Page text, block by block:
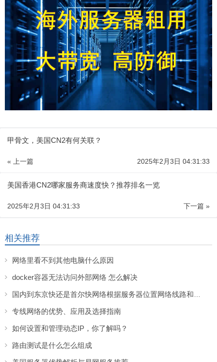
甲骨文，美国CN2有何关联？
« 上一篇 2025年2月3日 04:31:33
美国香港CN2哪家服务商速度快？推荐排名一览
下一篇 »
2025年2月3日 04:31:33
相关推荐
网络里看不到其他电脑什么原因
docker容器无法访问外部网络 怎么解决
专线网络的优势、应用及选择指南
如何设置和管理动态IP，你了解吗？
路由测试是什么怎么组成